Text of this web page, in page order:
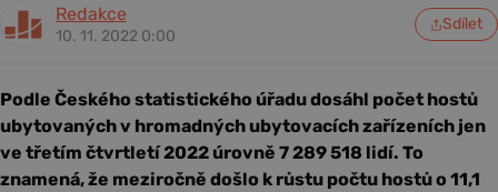
Redakce
10. 11. 2022 0:00
Sdílet
Podle Českého statistického úřadu dosáhl počet hostů
ubytovaných v hromadných ubytovacích zařízeních jen
ve třetím čtvrtletí 2022 úrovně 7 289 518 lidí. To
znamená, že meziročně došlo k růstu počtu hostů o 11,1